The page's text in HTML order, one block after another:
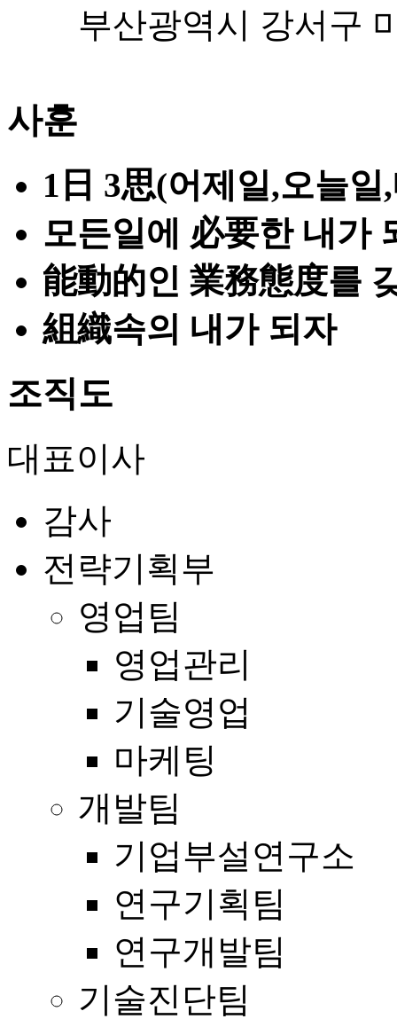
부산광역시 강서구
사훈
1日 3思(어제일,오늘
모든일에 必要한 내가
能動的인 業務態度를
組織속의 내가 되자
조직도
대표이사
감사
전략기획부
영업팀
영업관리
기술영업
마케팅
개발팀
기업부설연구소
연구기획팀
연구개발팀
기술진단팀